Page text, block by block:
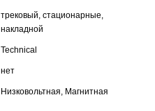
трековый, стационарные,
накладной
Technical
нет
Низковольтная, Магнитная